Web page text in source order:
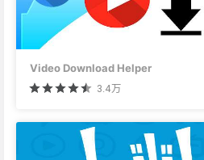
Video Download Helper
3.4万